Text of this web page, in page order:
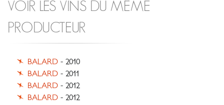
VOIR LES VINS DU MÊME
PRODUCTEUR
BALARD - 2010
BALARD - 2011
BALARD - 2012
BALARD - 2012